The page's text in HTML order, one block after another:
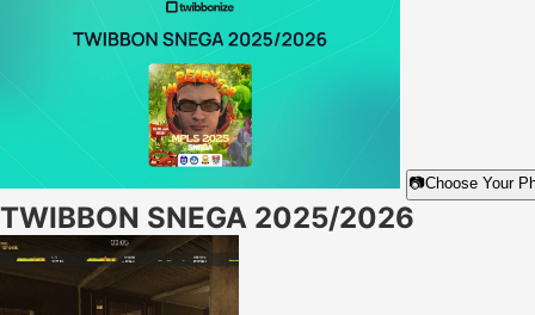
📷Choose Your
TWIBBON SNEGA 2025/2026